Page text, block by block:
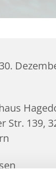
Str. 139,